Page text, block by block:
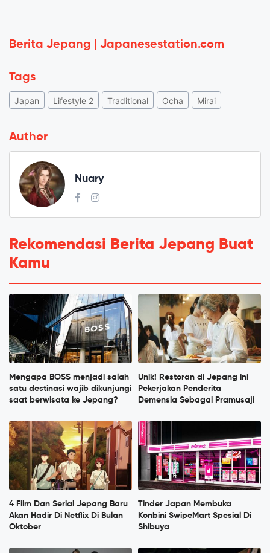
Berita Jepang | Japanesestation.com
Tags
Japan Lifestyle 2 Traditional Ocha Mirai
Author
Nuary
Rekomendasi Berita Jepang Buat
Kamu
Mengapa BOSS menjadi salah
satu destinasi wajib dikunjungi
saat berwisata ke Jepang?
Unik! Restoran di Jepang ini
Pekerjakan Penderita
Demensia Sebagai Pramusaji
4 Film Dan Serial Jepang Baru
Akan Hadir Di Netflix Di Bulan
Oktober
Tinder Japan Membuka
Konbini SwipeMart Spesial Di
Shibuya